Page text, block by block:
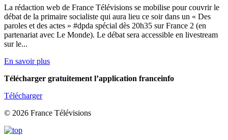
La rédaction web de France Télévisions se mobilise pour couvrir le
débat de la primaire socialiste qui aura lieu ce soir dans un « Des
paroles et des actes » #dpda spécial dès 20h35 sur France 2 (en
partenariat avec Le Monde). Le débat sera accessible en livestream
sur le...
En savoir plus
Télécharger gratuitement l’application franceinfo
Télécharger
© 2026 France Télévisions